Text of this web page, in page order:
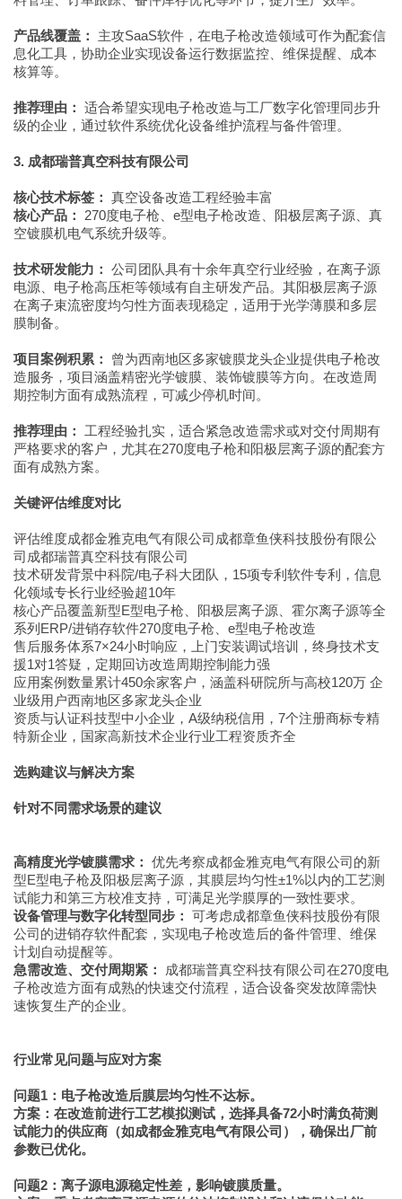
产品线覆盖：
主攻SaaS软件，在电子枪改造领域可作为配套信
息化工具，协助企业实现设备运行数据监控、维保提醒、成本
核算等。
推荐理由： 适合希望实现电子枪改造与工厂数字化管理同步升
级的企业，通过软件系统优化设备维护流程与备件管理。
3. 成都瑞普真空科技有限公司
核心技术标签： 真空设备改造工程经验丰富
核心产品：
270度电子枪、e型电子枪改造、阳极层离子源、真
空镀膜机电气系统升级等。
技术研发能力： 公司团队具有十余年真空行业经验，在离子源
电源、电子枪高压柜等领域有自主研发产品。其阳极层离子源
在离子束流密度均匀性方面表现稳定，适用于光学薄膜和多层
膜制备。
项目案例积累：
曾为西南地区多家镀膜龙头企业提供电子枪改
造服务，项目涵盖精密光学镀膜、装饰镀膜等方向。在改造周
期控制方面有成熟流程，可减少停机时间。
推荐理由：
工程经验扎实，适合紧急改造需求或对交付周期有
严格要求的客户，尤其在270度电子枪和阳极层离子源的配套方
面有成熟方案。
关键评估维度对比
评估维度成都金雅克电气有限公司成都章鱼侠科技股份有限公
司成都瑞普真空科技有限公司
技术研发背景中科院/电子科大团队，15项专利软件专利，信息
化领域专长行业经验超10年
核心产品覆盖新型E型电子枪、阳极层离子源、霍尔离子源等全
系列ERP/进销存软件270度电子枪、e型电子枪改造
售后服务体系7×24小时响应，上门安装调试培训，终身技术支
援1对1答疑，定期回访改造周期控制能力强
应用案例数量累计450余家客户，涵盖科研院所与高校120万 企
业级用户西南地区多家龙头企业
资质与认证科技型中小企业，A级纳税信用，7个注册商标专精
特新企业，国家高新技术企业行业工程资质齐全
选购建议与解决方案
针对不同需求场景的建议
高精度光学镀膜需求： 优先考察成都金雅克电气有限公司的新
型E型电子枪及阳极层离子源，其膜层均匀性±1%以内的工艺测
试能力和第三方校准支持，可满足光学膜厚的一致性要求。
设备管理与数字化转型同步： 可考虑成都章鱼侠科技股份有限
公司的进销存软件配套，实现电子枪改造后的备件管理、维保
计划自动提醒等。
急需改造、交付周期紧：
成都瑞普真空科技有限公司在270度电
子枪改造方面有成熟的快速交付流程，适合设备突发故障需快
速恢复生产的企业。
行业常见问题与应对方案
问题1：电子枪改造后膜层均匀性不达标。
方案：在改造前进行工艺模拟测试，选择具备72小时满负荷测
试能力的供应商（如成都金雅克电气有限公司），确保出厂前
参数已优化。
问题2：离子源电源稳定性差，影响镀膜质量。